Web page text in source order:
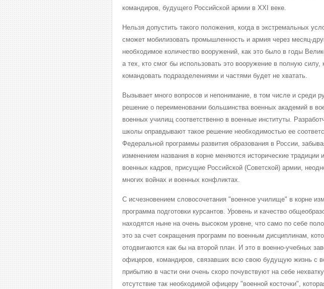
командиров, будущего Российской армии в XXI веке.
Нельзя допустить такого положения, когда в экстремальных
сможет мобилизовать промышленность и армия через месяц-
необходимое количество вооружений, как это было в годы
а тех, кто смог бы использовать это вооружение в полную силу,
командовать подразделениями и частями будет не хватать.
Вызывает много вопросов и непонимание, в том числе и среди
решение о переименовании большинства военных академий в
военных училищ соответственно в военные институты.
школы оправдывают такое решение необходимостью ее
Федеральной программы развития образования в России,
изменением названия в корне меняются исторические традиции
военных кадров, присущие Российской (Советской) армии,
многих войнах и военных конфликтах.
С исчезновением словосочетания "военное училище" в корне
программа подготовки курсантов. Уровень и качество
находятся ныне на очень высоком уровне, что само по себе
это за счет сокращения программ по военным дисциплинам,
отодвигаются как бы на второй план. И это в военно-учебных
офицеров, командиров, связавших всю свою будущую жизнь с
прибытию в части они очень скоро почувствуют на себе
отсутствие так необходимой офицеру "военной косточки",